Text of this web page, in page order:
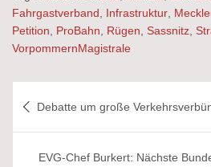
Fahrgastverband
Infrastruktur
Petition
ProBahn Rügen Sassnitz
VorpommernMagistrale
Debatte um große
EVG-Chef Burkert: Nächste